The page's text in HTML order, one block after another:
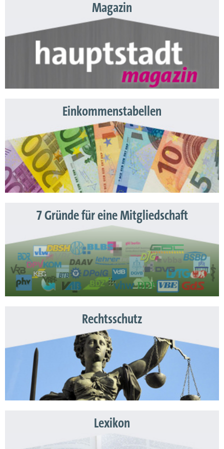
Magazin
Einkommenstabellen
7 Gründe für eine Mitgliedschaft
Rechtsschutz
Lexikon